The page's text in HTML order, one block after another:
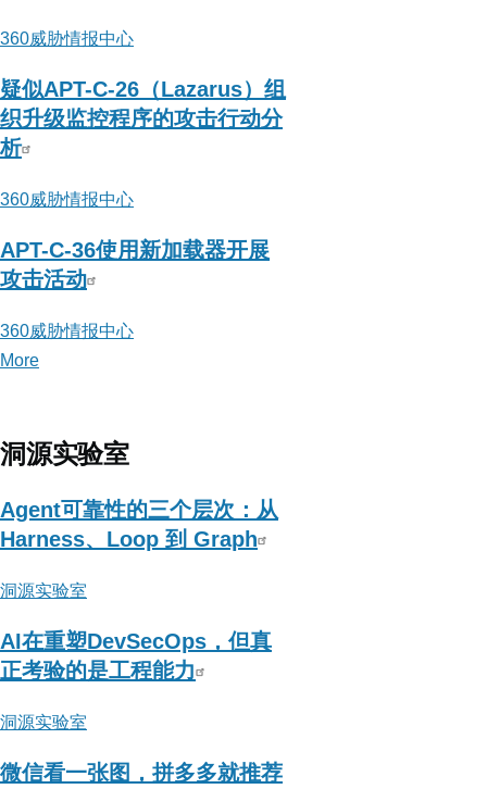
室
360威胁情报中心
疑似APT-C-26（Lazarus）组
织升级监控程序的攻击行动分
析
360威胁情报中心
APT-C-36使用新加载器开展
攻击活动
360威胁情报中心
More
威
情
报
心
洞源实验室
Agent可靠性的三个层次：从
Harness、Loop 到 Graph
洞源实验室
AI在重塑DevSecOps，但真
正考验的是工程能力
洞源实验室
微信看一张图，拼多多就推荐